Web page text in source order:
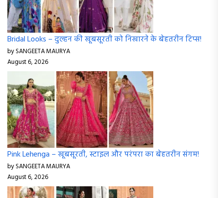
Bridal Looks – दुल्हन की खूबसूरती को निखारने के बेहतरीन टिप्स!
by SANGEETA MAURYA
August 6, 2026
Pink Lehenga – खूबसूरती, स्टाइल और परंपरा का बेहतरीन संगम!
by SANGEETA MAURYA
August 6, 2026